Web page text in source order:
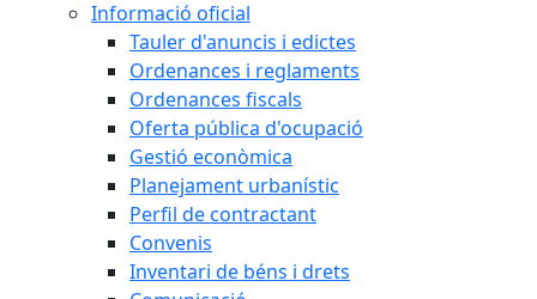
Informació oficial
Tauler d'anuncis i edictes
Ordenances i reglaments
Ordenances fiscals
Oferta pública d'ocupació
Gestió econòmica
Planejament urbanístic
Perfil de contractant
Convenis
Inventari de béns i drets